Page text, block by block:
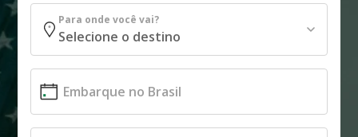
Para onde você vai?